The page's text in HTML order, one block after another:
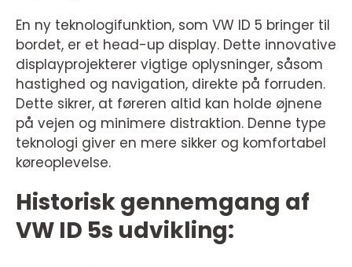
En ny teknologifunktion, som VW ID 5 bringer til
bordet, er et head-up display. Dette innovative
displayprojekterer vigtige oplysninger, såsom
hastighed og navigation, direkte på forruden.
Dette sikrer, at føreren altid kan holde øjnene
på vejen og minimere distraktion. Denne type
teknologi giver en mere sikker og komfortabel
køreoplevelse.
Historisk gennemgang af
VW ID 5s udvikling: